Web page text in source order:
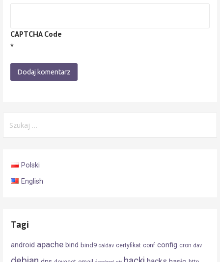
CAPTCHA Code
*
Polski
English
Tagi
android apache bind bind9 caldav certyfikat conf config cron dav